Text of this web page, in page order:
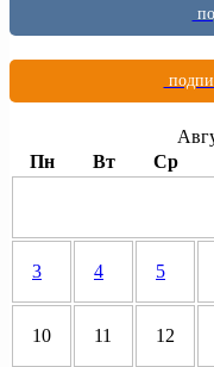
Пн
Вт Ср
3 4 5
10 11 12